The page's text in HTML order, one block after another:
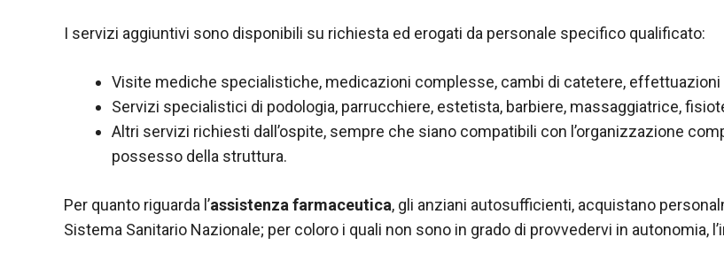
I servizi aggiuntivi sono disponibili su richiesta ed erogati da personale specifico qualificato:
Visite mediche specialistiche, medicazioni complesse, cambi di catetere, effettuazioni
Servizi specialistici di podologia, parrucchiere, estetista, barbiere, massaggiatrice,
Altri servizi richiesti dall’ospite, sempre che siano compatibili con l’organizzazione
possesso della struttura.
Per quanto riguarda l’assistenza farmaceutica, gli anziani autosufficienti, acquistano
Sistema Sanitario Nazionale; per coloro i quali non sono in grado di provvedervi in autonomia,